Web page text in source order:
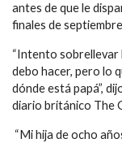
antes de que le
finales de
“Intento sobrellevar
debo hacer, pero lo
dónde está papá”,
diario británico The
“Mi hija de ocho